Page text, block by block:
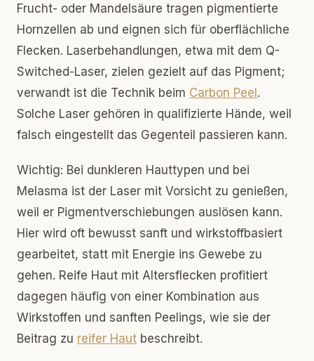
Frucht- oder Mandelsäure tragen pigmentierte
Hornzellen ab und eignen sich für oberflächliche
Flecken. Laserbehandlungen, etwa mit dem Q-
Switched-Laser, zielen gezielt auf das Pigment;
verwandt ist die Technik beim Carbon Peel.
Solche Laser gehören in qualifizierte Hände, weil
falsch eingestellt das Gegenteil passieren kann.
Wichtig: Bei dunkleren Hauttypen und bei
Melasma ist der Laser mit Vorsicht zu genießen,
weil er Pigmentverschiebungen auslösen kann.
Hier wird oft bewusst sanft und wirkstoffbasiert
gearbeitet, statt mit Energie ins Gewebe zu
gehen. Reife Haut mit Altersflecken profitiert
dagegen häufig von einer Kombination aus
Wirkstoffen und sanften Peelings, wie sie der
Beitrag zu reifer Haut beschreibt.